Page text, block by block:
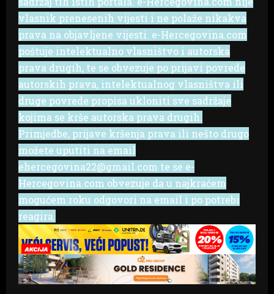
vlasnik prenesenih vijesti i ne polaže nikakva
prava na objavljene vijesti. e-Hercegovina.com
poštuje intelektualno vlasništvo i autorska
prava drugih, te se obvezuje po prijavi povrede
autorskih prava, intelektualnog vlasništva ili
druge povrede propisa ukloniti sve sadržaje
kojima se krše autorska prava drugih.
Primjedbe, prijave kršenja prava ili nešto drugo
možete uputiti na email
ehercegovina22@gmail.com te se e-
Hercegovina.com obvezuje da u najkraćem
mogućem roku odgovori na email i po potrebi
reagira.